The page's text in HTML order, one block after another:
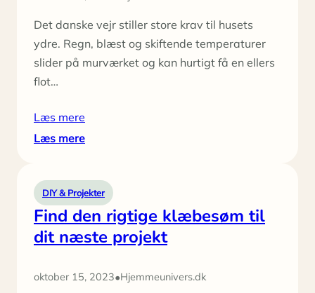
Det danske vejr stiller store krav til husets
ydre. Regn, blæst og skiftende temperaturer
slider på murværket og kan hurtigt få en ellers
flot…
Læs mere
Læs mere:
find
den
optimale
løsning
din
DIY & Projekter
Find den rigtige klæbesøm til
dit næste projekt
oktober 15, 2023•Hjemmeunivers.dk